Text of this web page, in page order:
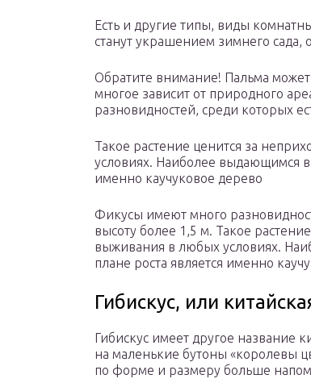
Есть и другие типы, виды
станут украшением зимнего сада,
Обратите внимание! Пальма
многое зависит от природного
разновидностей, среди которых
Такое растение ценится за
условиях. Наиболее выдающимся
именно каучуковое дерево
Фикусы имеют много
высоту более 1,5 м. Такое
выживания в любых условиях.
плане роста является именно
Гибискус, или
Гибискус имеет другое название
на маленькие бутоны «королевы
по форме и размеру больше